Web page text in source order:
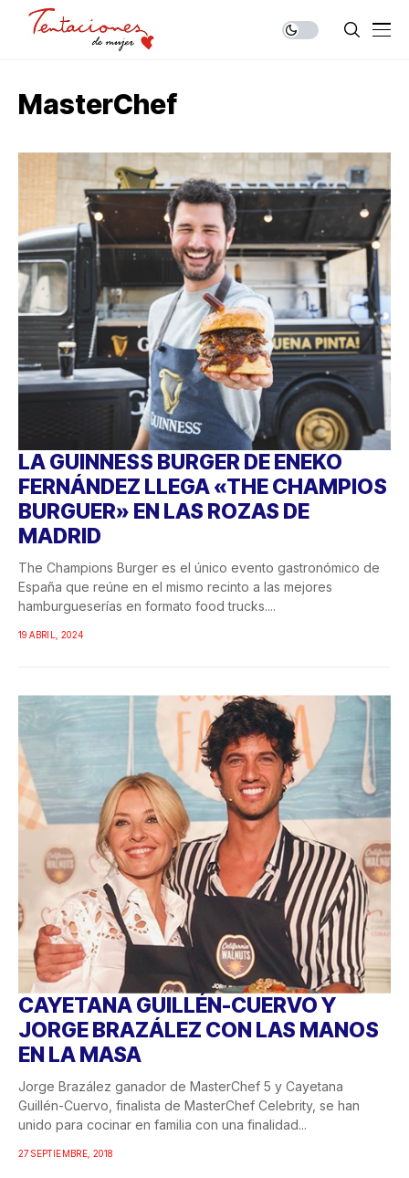
MasterChef
LA GUINNESS BURGER DE ENEKO
FERNÁNDEZ LLEGA «THE CHAMPIOS
BURGUER» EN LAS ROZAS DE
MADRID
The Champions Burger es el único evento gastronómico de
España que reúne en el mismo recinto a las mejores
hamburgueserías en formato food trucks....
19 ABRIL, 2024
CAYETANA GUILLÉN-CUERVO Y
JORGE BRAZÁLEZ CON LAS MANOS
EN LA MASA
Jorge Brazález ganador de MasterChef 5 y Cayetana
Guillén-Cuervo, finalista de MasterChef Celebrity, se han
unido para cocinar en familia con una finalidad...
27 SEPTIEMBRE, 2018